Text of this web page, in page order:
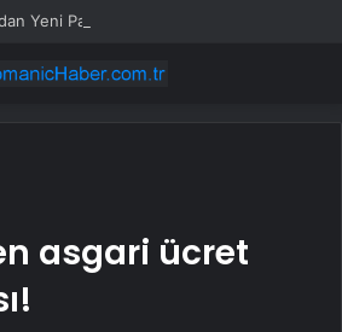
asgari ücret